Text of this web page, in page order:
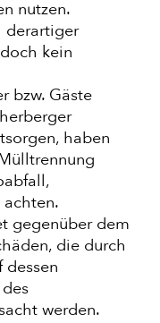
nutzen.
derartiger
kein
bzw. Gäste
haben
gegenüber dem
die durch
werden.